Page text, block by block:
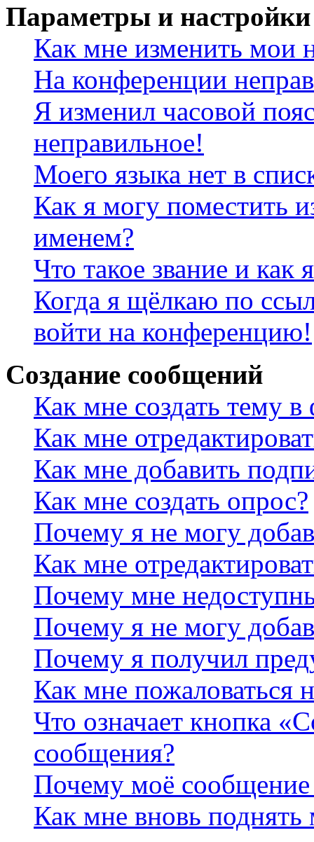
Параметры и настройки
Как мне изменить мои
На конференции
Я изменил часовой
неправильное!
Моего языка нет в
Как я могу поместить
именем?
Что такое звание и как
Когда я щёлкаю по
войти на конференцию!
Создание сообщений
Как мне создать тему
Как мне
Как мне добавить
Как мне создать опрос?
Почему я не могу
Как мне
Почему мне
Почему я не могу
Почему я получил
Как мне пожаловаться
Что означает кнопка
сообщения?
Почему моё сообщение
Как мне вновь